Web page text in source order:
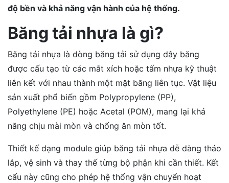
độ bền và khả năng vận hành của hệ thống.
Băng tải nhựa là gì?
Băng tải nhựa là dòng băng tải sử dụng dây băng
được cấu tạo từ các mắt xích hoặc tấm nhựa kỹ thuật
liên kết với nhau thành một mặt băng liên tục. Vật liệu
sản xuất phổ biến gồm Polypropylene (PP),
Polyethylene (PE) hoặc Acetal (POM), mang lại khả
năng chịu mài mòn và chống ăn mòn tốt.
Thiết kế dạng module giúp băng tải nhựa dễ dàng tháo
lắp, vệ sinh và thay thế từng bộ phận khi cần thiết. Kết
cấu này cũng cho phép hệ thống vận chuyển hoạt